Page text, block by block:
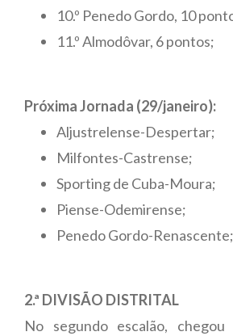
10.º Penedo Gordo, 10
11.º Almodôvar, 6 pontos;
Próxima Jornada (29/janeiro):
Aljustrelense-Despertar;
Milfontes-Castrense;
Sporting de Cuba-Moura;
Piense-Odemirense;
Penedo Gordo-Renascente;
2.ª DIVISÃO DISTRITAL
No segundo escalão,